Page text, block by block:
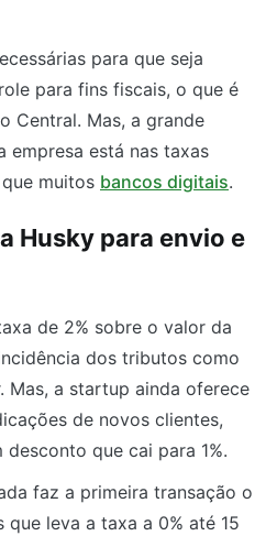
para que seja
para fins fiscais, o que é
Central. Mas, a grande
empresa está nas taxas
muitos bancos digitais.
Husky para envio e
de 2% sobre o valor da
dos tributos como
Mas, a startup ainda oferece
de novos clientes,
que cai para 1%.
faz a primeira transação o
que leva a taxa a 0% até 15